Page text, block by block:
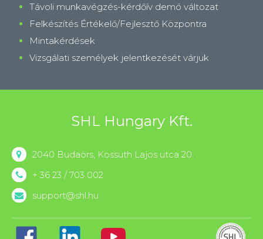
Távoli munkavégzés-kérdőív demó változat
Felkészítés Értékelő/Fejlesztő Központra
Mintakérdések
Vizsgálati személyek jelentkezését várjuk
SHL Hungary Kft.
2040 Budaörs, Kossuth Lajos utca 20.
+ 36 23 / 703 002
support@shl.hu